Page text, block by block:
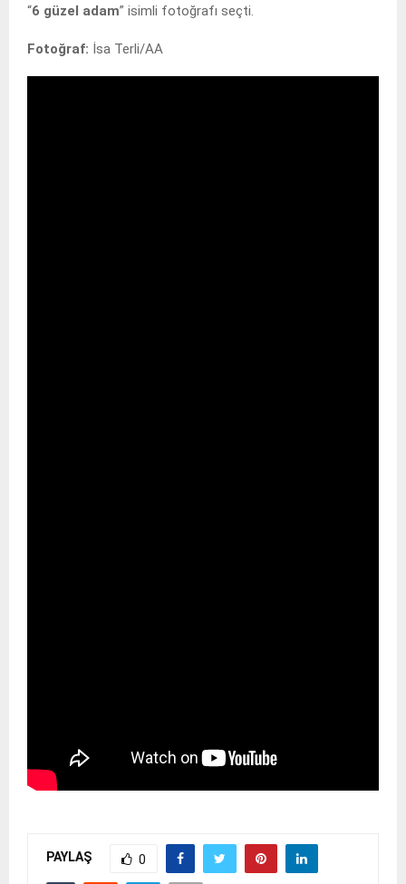
“6 güzel adam” isimli fotoğrafı seçti.
Fotoğraf: İsa Terli/AA
PAYLAŞ 0